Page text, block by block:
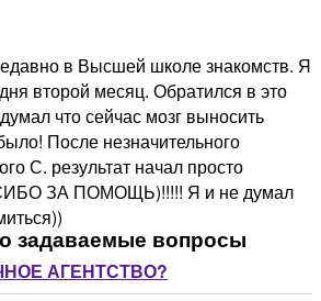
в Высшей школе знакомств. Я
второй месяц. Обратился в это
что сейчас мозг выносить
После незначительного
С. результат начал просто
ЗА ПОМОЩЬ)!!!!! Я и не думал
задаваемые вопросы
АГЕНТСТВО?